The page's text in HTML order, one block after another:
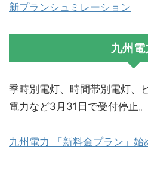
新プランシュミレーション
九州電
季時別電灯、時間帯別電灯、
電力など3月31日で受付停止。
九州電力 「新料金プラン」始